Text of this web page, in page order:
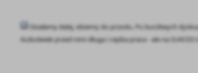
Działamy dalej, idziemy do przodu. Po burzliwych
Aczkolwiek przed nimi długa i ciężka praca - ale na